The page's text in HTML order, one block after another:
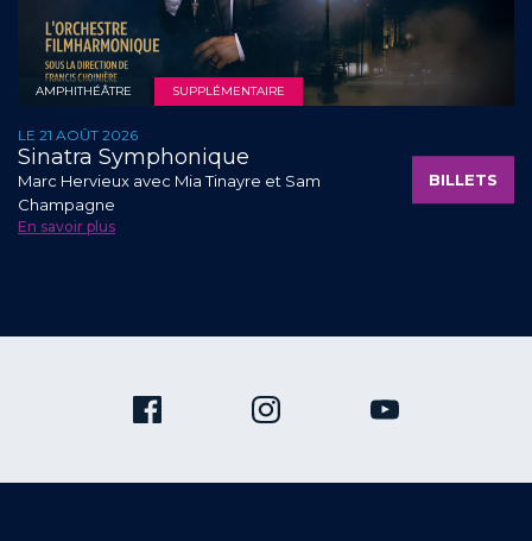
AMPHITHÉÂTRE SUPPLÉMENTAIRE
LE 21 AOÛT 2026
Sinatra Symphonique
Marc Hervieux avec Mia Tinayre et Sam
Champagne
En savoir plus
BILLETS